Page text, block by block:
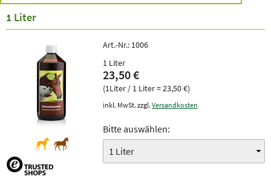
1 Liter
Art.-Nr.: 1006
1 Liter
23,50 €
(1Liter / 1 Liter = 23,50 €)
inkl. MwSt. zzgl. Versandkosten
Bitte auswählen: